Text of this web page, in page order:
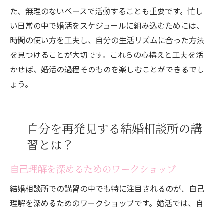
た、無理のないペースで活動することも重要です。忙し
い日常の中で婚活をスケジュールに組み込むためには、
時間の使い方を工夫し、自分の生活リズムに合った方法
を見つけることが大切です。これらの心構えと工夫を活
かせば、婚活の過程そのものを楽しむことができるでし
ょう。
自分を再発見する結婚相談所の講
習とは？
自己理解を深めるためのワークショップ
結婚相談所での講習の中でも特に注目されるのが、自己
理解を深めるためのワークショップです。婚活では、自